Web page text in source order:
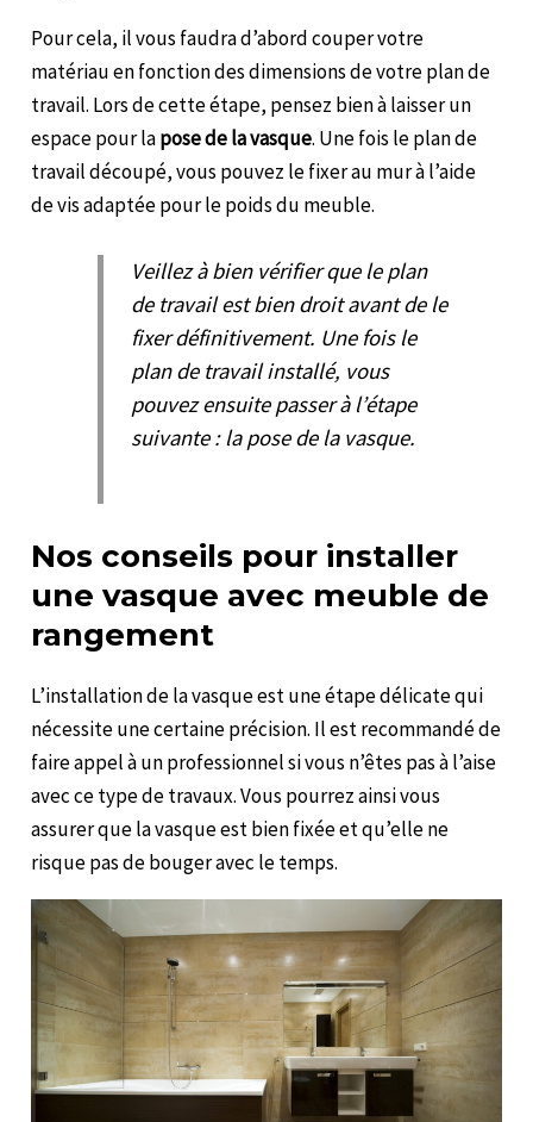
Pour cela, il vous faudra d’abord couper votre
matériau en fonction des dimensions de votre plan de
travail. Lors de cette étape, pensez bien à laisser un
espace pour lapose de la vasque. Une fois le plan de
travail découpé, vous pouvez le fixer au mur à l’aide
de vis adaptée pour le poids du meuble.
Veillez à bien vérifier que le plan
de travail est bien droit avant de le
fixer définitivement. Une fois le
plan de travail installé, vous
pouvez ensuite passer à l’étape
suivante : la pose de la vasque.
Nos conseils pour installer
une vasque avec meuble de
rangement
L’installation de la vasque est une étape délicate qui
nécessite une certaine précision. Il est recommandé de
faire appel à un professionnel si vous n’êtes pas à l’aise
avec ce type de travaux. Vous pourrez ainsi vous
assurer que la vasque est bien fixée et qu’elle ne
risque pas de bouger avec le temps.